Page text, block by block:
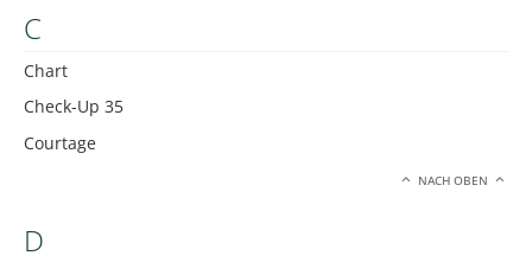
C
Chart
Check-Up 35
Courtage
NACH OBEN
D